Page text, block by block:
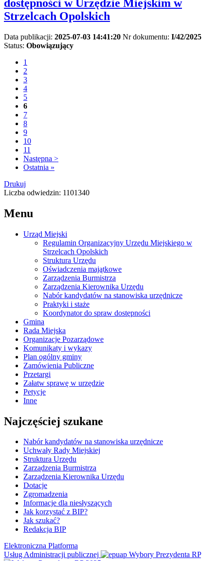
dostępności w Urzędzie Miejskim w
Strzelcach Opolskich
Data publikacji: 2025-07-03 14:41:20 Nr dokumentu: I/42/2025
Status: Obowiązujący
1
2
3
4
5
6
7
8
9
10
11
Następna >
Ostatnia »
Drukuj
Liczba odwiedzin: 1101340
Menu
Urząd Miejski
Regulamin Organizacyjny Urzędu Miejskiego w
Strzelcach Opolskich
Struktura Urzędu
Oświadczenia majątkowe
Zarządzenia Burmistrza
Zarządzenia Kierownika Urzędu
Nabór kandydatów na stanowiska urzędnicze
Praktyki i staże
Koordynator do spraw dostępności
Gmina
Rada Miejska
Organizacje Pozarządowe
Komunikaty i wykazy
Plan ogólny gminy
Zamówienia Publiczne
Przetargi
Załatw sprawę w urzędzie
Petycje
Inne
Najczęściej szukane
Nabór kandydatów na stanowiska urzędnicze
Uchwały Rady Miejskiej
Struktura Urzędu
Zarządzenia Burmistrza
Zarządzenia Kierownika Urzędu
Dotacje
Zgromadzenia
Informacje dla niesłyszących
Jak korzystać z BIP?
Jak szukać?
Redakcja BIP
Elektroniczna Platforma
Usług Administracji publicznej
Wybory Prezydenta RP